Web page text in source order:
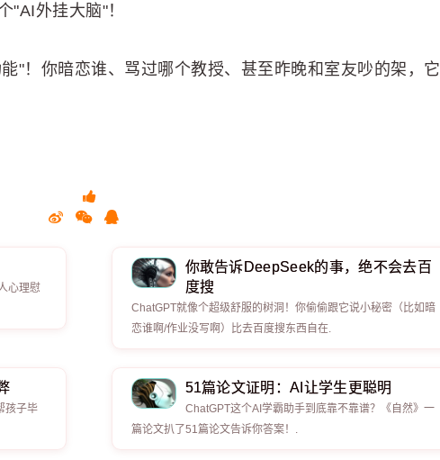
"AI外挂大脑"！
！你暗恋谁、骂过哪个教授、甚至昨晚和室友吵的架，它
心理慰
你敢告诉DeepSeek的事，绝不会去百
度搜
ChatGPT就像个超级舒服的树洞！你偷偷跟它说小秘密（比如暗
恋谁啊/作业没写啊）比去百度搜东西自在.
孩子毕
51篇论文证明：AI让学生更聪明
ChatGPT这个AI学霸助手到底靠不靠谱？《自然》一
篇论文扒了51篇论文告诉你答案！.